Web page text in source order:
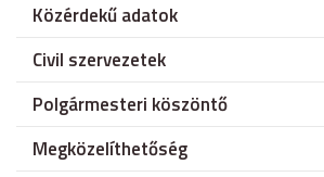
Közérdekű adatok
Civil szervezetek
Polgármesteri köszöntő
Megközelíthetőség